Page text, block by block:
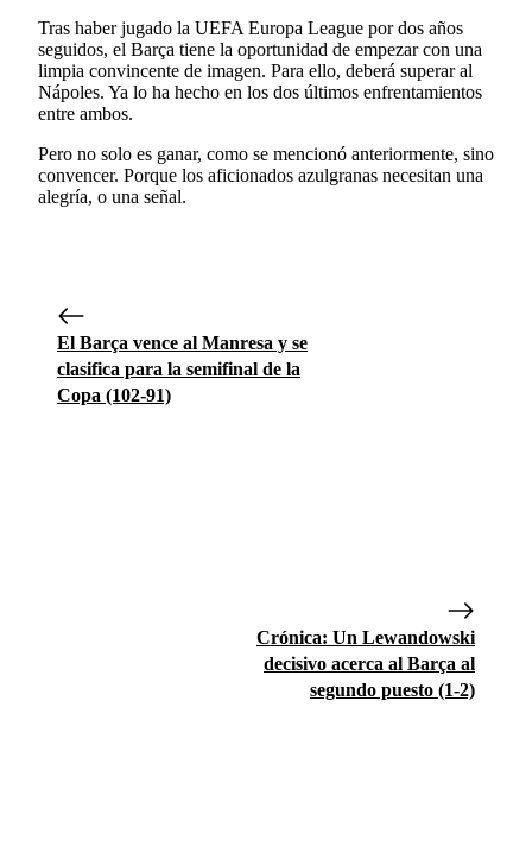
Tras haber jugado la UEFA Europa League por dos años
seguidos, el Barça tiene la oportunidad de empezar con una
limpia convincente de imagen. Para ello, deberá superar al
Nápoles. Ya lo ha hecho en los dos últimos enfrentamientos
entre ambos.
Pero no solo es ganar, como se mencionó anteriormente, sino
convencer. Porque los aficionados azulgranas necesitan una
alegría, o una señal.
El Barça vence al Manresa y se
clasifica para la semifinal de la
Copa (102-91)
Crónica: Un Lewandowski
decisivo acerca al Barça al
segundo puesto (1-2)